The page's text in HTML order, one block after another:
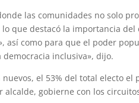
las comunidades no solo
que destacó la importancia
así como para que el poder
inclusiva», dijo.
el 53% del total electo
gobierne con los